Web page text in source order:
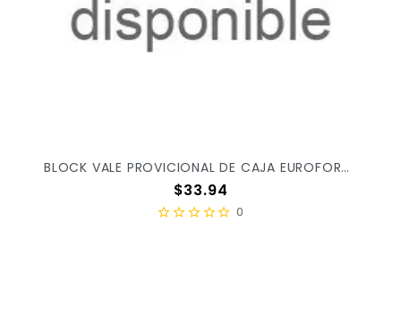
BLOCK VALE PROVICIONAL DE CAJA EUROFORMAS C/3PZ ER0100 X/24
Precio
$33.94
0